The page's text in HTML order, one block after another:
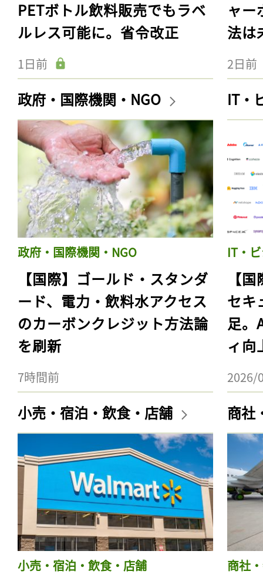
PETボトル飲料販売でもラベ
ルレス可能に。省令改正
1日前
ャー
法は
2日前
政府・国際機関・NGO
政府・国際機関・NGO
【国際】ゴールド・スタンダ
ード、電力・飲料水アクセス
のカーボンクレジット方法論
を刷新
7時間前
IT・
IT・
【
セキ
足。
ィ向
2026/
小売・宿泊・飲食・店舗
小売・宿泊・飲食・店舗
商社
商社